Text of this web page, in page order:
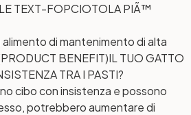
TEXT-FOPCIOTOLA PIÃ™
di mantenimento di alta
BENEFIT)IL TUO GATTO
TRA I PASTI?
cibo con insistenza e possono
potrebbero aumentare di